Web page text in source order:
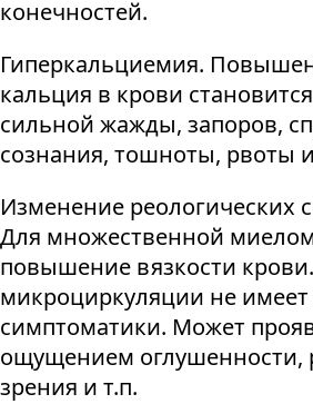
конечностей.
Гиперкальциемия.
кальция в крови
сильной жажды, запоров,
сознания, тошноты, рвоты
Изменение реологических
Для множественной
повышение вязкости
микроциркуляции не
симптоматики. Может
ощущением оглушенности,
зрения и т.п.